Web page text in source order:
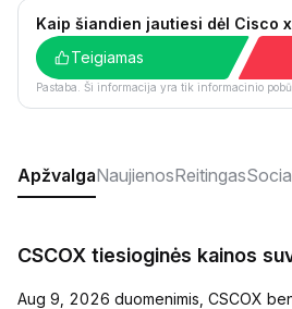
Kaip šiandien jautiesi dėl Cisco
Teigiamas
Pastaba. Ši informacija yra tik informacinio
ApžvalgaNaujienosReitingas
CSCOX tiesioginės kainos
Aug 9, 2026 duomenimis, CSCOX